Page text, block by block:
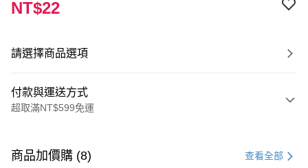
NT$22
請選擇商品選項
付款與運送方式
超取滿NT$599免運
信用卡一次付款
商品加價購 (8) 查看全部